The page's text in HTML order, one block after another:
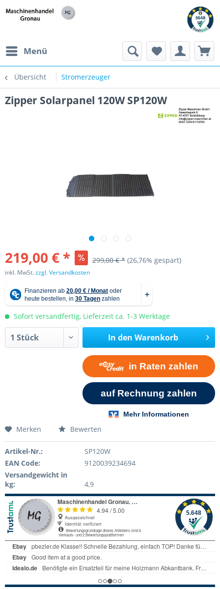
Menü
Übersicht Stromerzeuger
Zipper Solarpanel 120W SP120W
219,00 € * 299,00 € * (26,76% gespart)
inkl. MwSt.zzgl. Versandkosten
Sofort versandfertig, Lieferzeit ca. 1-3 Werktage
In den Warenkorb
Merken Bewerten
Artikel-Nr.:
SP120W
EAN Code:
9120039234694
Versandgewicht in
kg:
4,9